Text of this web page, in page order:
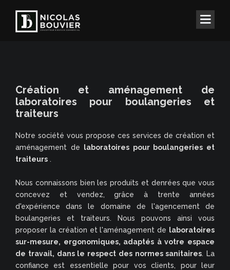
Création et aménagement de
laboratoires pour boulangeries et
traiteurs
Notre société vous propose ces services de création et
aménagement de
laboratoires pour boulangeries et
traiteurs .
Nous connaissons bien les produits et denrées que vous
concevez et vendez, grâce à trente années
d'expérience dans le domaine de l'agencement de
boulangeries et traiteurs. Nous pouvons ainsi vous
proposer la création et l'aménagement de laboratoires
sur-mesure, ergonomiques, adaptés à votre espace
de travail, dans le respect des normes sanitaires. La
confiance est essentielle pour vos clients, pour leur